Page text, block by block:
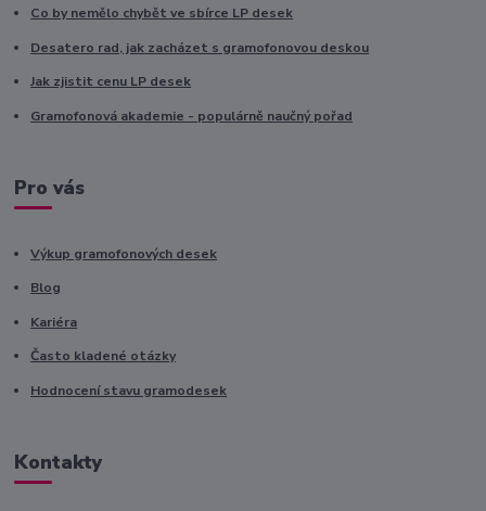
Co by nemělo chybět ve sbírce LP desek
Desatero rad, jak zacházet s gramofonovou deskou
Jak zjistit cenu LP desek
Gramofonová akademie - populárně naučný pořad
Pro vás
Výkup gramofonových desek
Blog
Kariéra
Často kladené otázky
Hodnocení stavu gramodesek
Kontakty